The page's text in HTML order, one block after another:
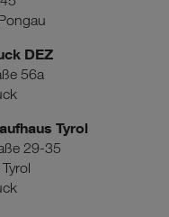
DEZ
56a
Tyrol
29-35